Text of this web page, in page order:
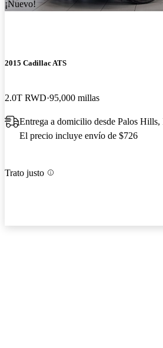
¡Nuevo!
2015 Cadillac ATS
2.0T RWD 95,000 millas
Entrega a domicilio desde Palos Hills,
El precio incluye envío de $726
Trato justo